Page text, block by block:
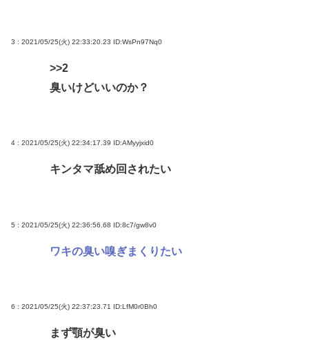
3 : 2021/05/25(火) 22:33:20.23 ID:WsPn97Nq0
>>2
臭いけどいいのか？
4 : 2021/05/25(火) 22:34:17.39 ID:AMyyjxid0
キンタマ舐め回されたい
5 : 2021/05/25(火) 22:36:56.68 ID:8c7/gw8v0
ワキの臭い嗅ぎまくりたい
6 : 2021/05/25(火) 22:37:23.71 ID:LfM0r0Bh0
まず顎が臭い